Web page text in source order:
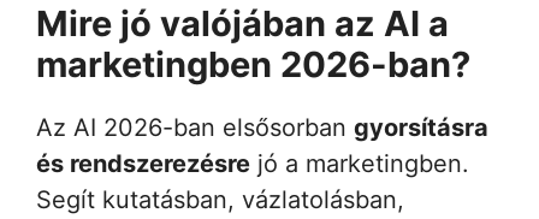
Mire jó valójában az AI a
marketingben 2026-ban?
Az AI 2026-ban elsősorban gyorsításra
és rendszerezésre jó a marketingben.
Segít kutatásban, vázlatolásban,